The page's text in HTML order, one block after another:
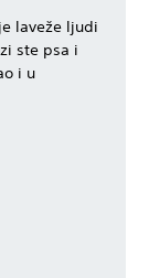
laveže ljudi
ste psa i
i u